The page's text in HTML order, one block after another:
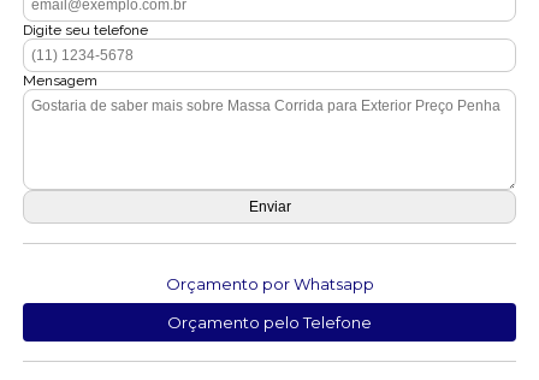
Digite seu telefone
Mensagem
Orçamento por Whatsapp
Orçamento pelo Telefone